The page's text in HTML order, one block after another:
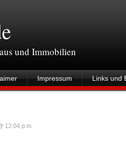
und Immobilien
Impressum Links und
12:04 p.m.